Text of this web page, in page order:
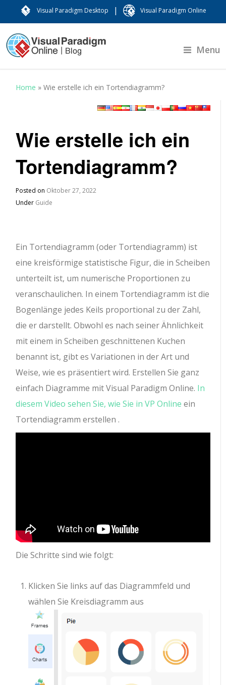
Visual Paradigm Desktop | Visual Paradigm Online
Menu
Home »Wie erstelle ich ein Tortendiagramm?
Wie erstelle ich ein
Tortendiagramm?
Posted on Oktober 27, 2022
Under Guide
Ein Tortendiagramm (oder Tortendiagramm) ist
eine kreisförmige statistische Figur, die in Scheiben
unterteilt ist, um numerische Proportionen zu
veranschaulichen. In einem Tortendiagramm ist die
Bogenlänge jedes Keils proportional zu der Zahl,
die er darstellt. Obwohl es nach seiner Ähnlichkeit
mit einem in Scheiben geschnittenen Kuchen
benannt ist, gibt es Variationen in der Art und
Weise, wie es präsentiert wird. Erstellen Sie ganz
einfach Diagramme mit Visual Paradigm Online. In
diesem Video sehen Sie, wie Sie in VP Online ein
Tortendiagramm erstellen .
Die Schritte sind wie folgt:
Klicken Sie links auf das Diagrammfeld und
wählen Sie Kreisdiagramm aus